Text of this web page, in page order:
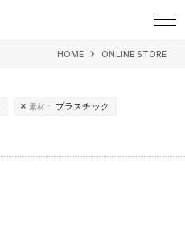
HOME ONLINE STORE
素材： プラスチック